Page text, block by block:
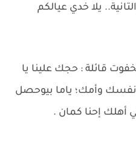
يلا خدي عيالكم
قائلة : حجك علينا يا
نفسك وأمك؛ ياما بيوحصل
أهلك إحنا كمان .